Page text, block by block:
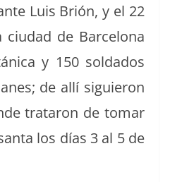
Luis Brión, y el 22
de Barcelona
y 150 sol­da­dos
de allí sigu­ieron
trataron de tomar
los días 3 al 5 de